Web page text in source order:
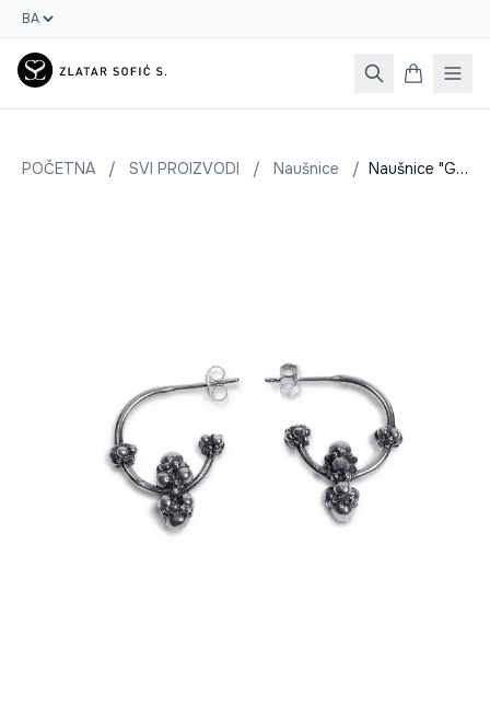
POČETNA / SVI PROIZVODI / Naušnice / Naušnice "Grozdić šaraf"